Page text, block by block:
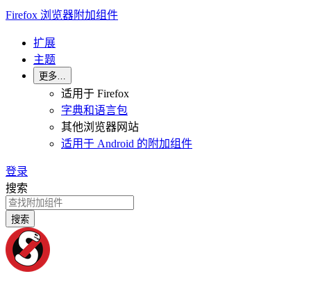
Firefox 浏览器附加组件
扩展
主题
更多…
适用于 Firefox
字典和语言包
其他浏览器网站
适用于 Android 的附加组件
登录
搜索
搜索